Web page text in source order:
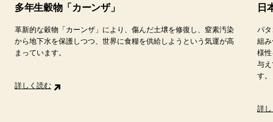
多年生穀物「カーンザ」
革新的な穀物「カーンザ」により、傷んだ土壌を修復し、窒素汚染
から地下水を保護しつつ、世界に食糧を供給しようという気運が高
まっています。
詳しく読む
日
パ
組
様
与
す。
詳